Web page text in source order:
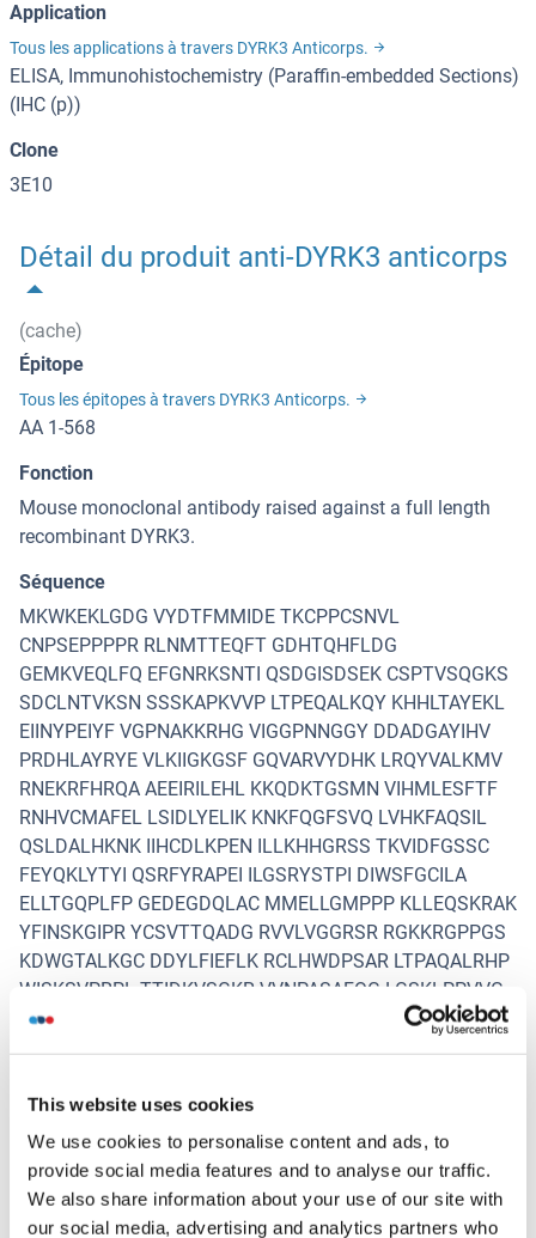
This website uses cookies
We use cookies to personalise content and ads, to
provide social media features and to analyse our traffic.
We also share information about your use of our site with
our social media, advertising and analytics partners who
Application
Tous les applications à travers DYRK3 Anticorps.
ELISA, Immunohistochemistry (Paraffin-embedded Sections)
(IHC (p))
Clone
3E10
Détail du produit anti-DYRK3 anticorps
(cache)
Épitope
Tous les épitopes à travers DYRK3 Anticorps.
AA 1-568
Fonction
Mouse monoclonal antibody raised against a full length
recombinant DYRK3.
Séquence
MKWKEKLGDG VYDTFMMIDE TKCPPCSNVL
CNPSEPPPPR RLNMTTEQFT GDHTQHFLDG
GEMKVEQLFQ EFGNRKSNTI QSDGISDSEK CSPTVSQGKS
SDCLNTVKSN SSSKAPKVVP LTPEQALKQY KHHLTAYEKL
EIINYPEIYF VGPNAKKRHG VIGGPNNGGY DDADGAYIHV
PRDHLAYRYE VLKIIGKGSF GQVARVYDHK LRQYVALKMV
RNEKRFHRQA AEEIRILEHL KKQDKTGSMN VIHMLESFTF
RNHVCMAFEL LSIDLYELIK KNKFQGFSVQ LVHKFAQSIL
QSLDALHKNK IIHCDLKPEN ILLKHHGRSS TKVIDFGSSC
FEYQKLYTYI QSRFYRAPEI ILGSRYSTPI DIWSFGCILA
ELLTGQPLFP GEDEGDQLAC MMELLGMPPP KLLEQSKRAK
YFINSKGIPR YCSVTTQADG RVVLVGGRSR RGKKRGPPGS
KDWGTALKGC DDYLFIEFLK RCLHWDPSAR LTPAQALRHP
WISKSVPRPL TTIDKVSGKR VVNPASAFQG LGSKLPPVVG
IANKLKANLM SETNGSIPLC SVLPKLIS
Humain
Attributs du produit
Antibody Reactive Against Recombinant Protein.
Immunogène